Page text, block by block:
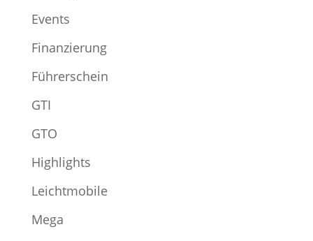
Events
Finanzierung
Führerschein
GTI
GTO
Highlights
Leichtmobile
Mega